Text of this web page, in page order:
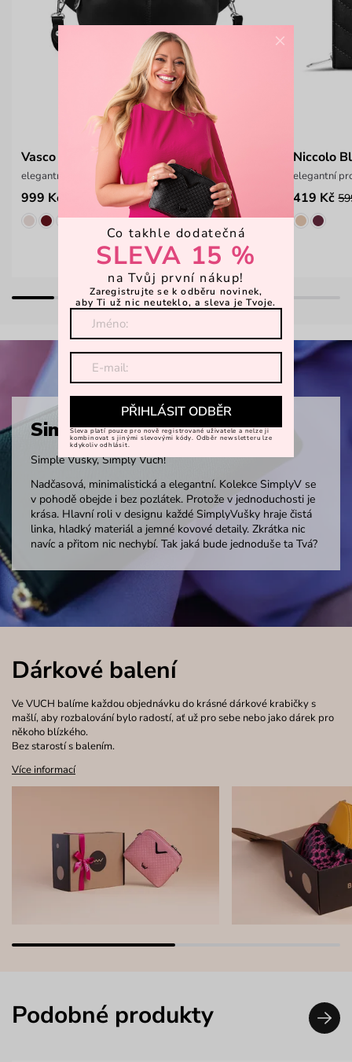
Vasco Black
elegantní ledvinka s nastavitelným popruhem
999 Kč
Niccolo
elegantní
419 Kč
SimplyV
Simple Vušky, Simply Vuch!
Nadčasová, minimalistická a elegantní. Kolekce SimplyV se
v pohodě obejde i bez pozlátek. Protože v jednoduchosti je
krása. Hlavní roli v designu každé SimplyVušky hraje čistá
linka, hladký materiál a jemné kovové detaily. Zkrátka nic
navíc a přitom nic nechybí. Tak jaká bude jednoduše ta Tvá?
Dárkové balení
Ve VUCH balíme každou objednávku do krásné dárkové krabičky s
mašlí, aby rozbalování bylo radostí, ať už pro sebe nebo jako dárek pro
někoho blízkého.
Bez starostí s balením.
Více informací
Podobné produkty
×
Co takhle dodatečná
SLEVA 15 %
na Tvůj první nákup!
Zaregistrujte se k odběru novinek,
aby Ti už nic neuteklo, a sleva je Tvoje.
PŘIHLÁSIT ODBĚR
Sleva platí pouze pro nově registrované uživatele a nelze ji
kombinovat s jinými slevovými kódy. Odběr newsletteru lze
kdykoliv odhlásit.